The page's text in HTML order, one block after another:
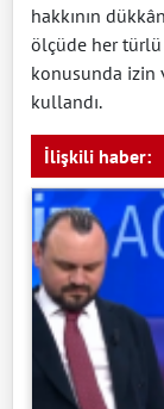
hakkının
ölçüde her türlü
konusunda izin
kullandı.
İlişkili haber: